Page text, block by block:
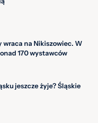
wraca na Nikiszowiec. W
170 wystawców
jeszcze żyje? Śląskie